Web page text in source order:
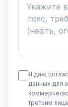
Я даю
данных для
третьим